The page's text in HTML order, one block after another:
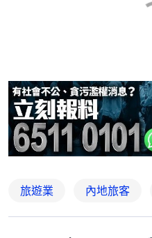
旅遊業 內地旅客